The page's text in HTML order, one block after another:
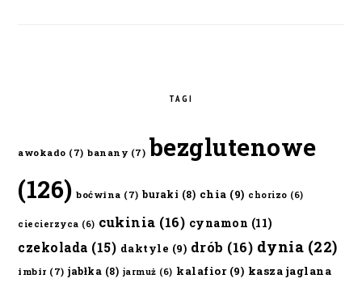
TAGI
awokado (7) banany (7) bezglutenowe
(126) boćwina (7) buraki (8) chia (9) chorizo (6)
ciecierzyca (6) cukinia (16) cynamon (11)
czekolada (15) daktyle (9) drób (16) dynia (22)
imbir (7) jabłka (8) jarmuż (6) kalafior(9) kasza jaglana